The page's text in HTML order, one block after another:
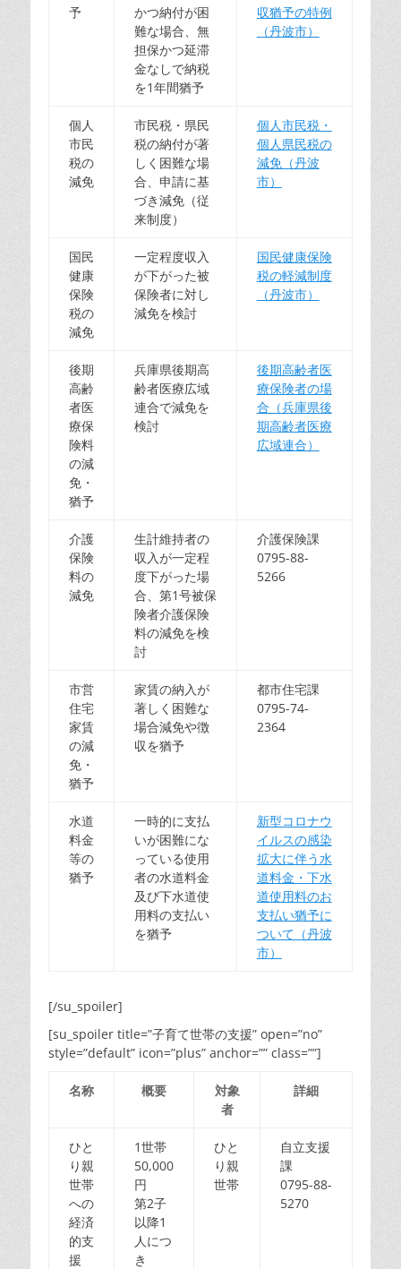
予
かつ納付が困
難な場合、無
担保かつ延滞
金なしで納税
を1年間猶予
収猶予の特例
（丹波市）
個人
市民
税の
減免
市民税・県民
税の納付が著
しく困難な場
合、申請に基
づき減免（従
来制度）
個人市民税・
個人県民税の
減免（丹波
市）
国民
健康
保険
税の
減免
一定程度収入
が下がった被
保険者に対し
減免を検討
国民健康保険
税の軽減制度
（丹波市）
後期
高齢
者医
療保
険料
の減
免・
猶予
兵庫県後期高
齢者医療広域
連合で減免を
検討
後期高齢者医
療保険者の場
合（兵庫県後
期高齢者医療
広域連合）
介護
保険
料の
減免
生計維持者の
収入が一定程
度下がった場
合、第1号被保
険者介護保険
料の減免を検
討
介護保険課
0795-88-
5266
市営
住宅
家賃
の減
免・
猶予
家賃の納入が
著しく困難な
場合減免や徴
収を猶予
都市住宅課
0795-74-
2364
水道
料金
等の
猶予
一時的に支払
いが困難にな
っている使用
者の水道料金
及び下水道使
用料の支払い
を猶予
新型コロナウ
イルスの感染
拡大に伴う水
道料金・下水
道使用料のお
支払い猶予に
ついて（丹波
市）
[/su_spoiler]
[su_spoiler title=”子育て世帯の支援” open=”no”
style=”default” icon=”plus” anchor=”” class=””]
名称 概要
対象
者
詳細
ひと
り親
世帯
への
経済
的支
援
1世帯
50,000
円
第2子
以降1
人につ
き
ひと
り親
世帯
自立支援
課
0795-88-
5270